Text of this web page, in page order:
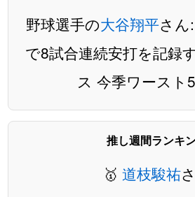
野球選手の大谷翔平さん
で8試合連続安打を記録
ス 今季ワースト
推し週間ランキ
🥇 道枝駿祐